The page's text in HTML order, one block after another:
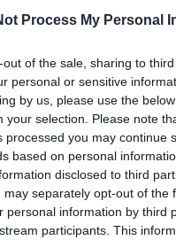
Process My Personal
out of the sale, sharing to
personal or sensitive
by us, please use the
your selection. Please note
processed you may continue
based on personal
disclosed to third
may separately opt-out of the
personal information by third
participants. This
LinkedIn
Mastodon Telegram
Stampa Altro